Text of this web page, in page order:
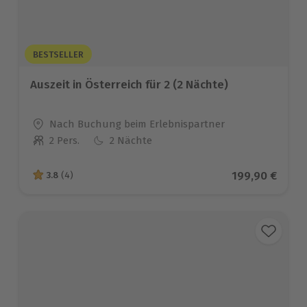
BESTSELLER
Auszeit in Österreich für 2 (2 Nächte)
Standort
Nach Buchung beim Erlebnispartner
Anzahl der Teilnehmer
2 Pers. 2 Nächte
3.8 von 5 Sternen basierend auf 4 Bewertungen
3.8 (4) Aktueller
199,90 €